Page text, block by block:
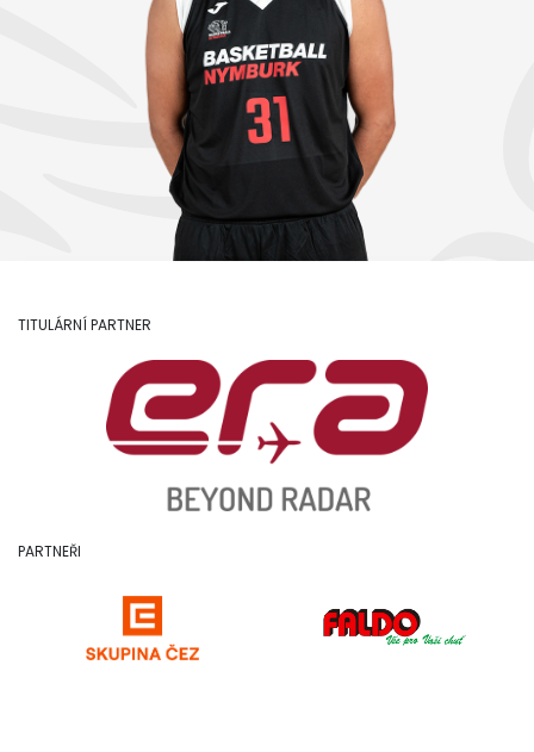
TITULÁRNÍ PARTNER
PARTNEŘI